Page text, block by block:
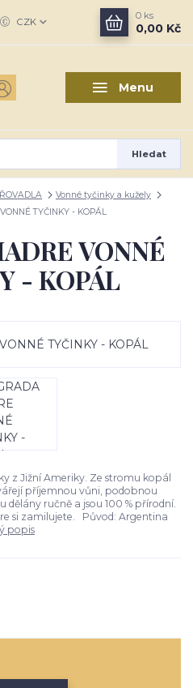
Menu
CZK
Hledat
0 ks
0,00 Kč
Vonné tyčinky a kužely
TYČINKY - KOPÁL
VONNÉ
- KOPÁL
z Jižní Ameriky. Ze stromu kopál
příjemnou vůni, podobnou
dělány ručně a jsou 100 % přírodní.
si zamilujete. Původ: Argentina
popis